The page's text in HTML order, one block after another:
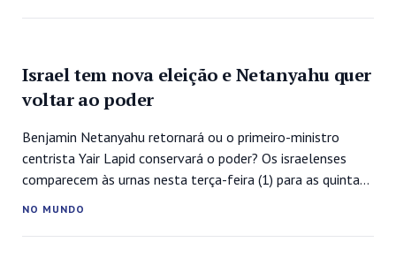
Israel tem nova eleição e Netanyahu quer
voltar ao poder
Benjamin Netanyahu retornará ou o primeiro-ministro
centrista Yair Lapid conservará o poder? Os israelenses
comparecem às urnas nesta terça-feira (1) para as quintas
NO MUNDO